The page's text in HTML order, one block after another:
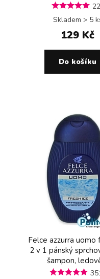
Skladem > 5
129 Kč
Do košíku
Felce azzurra uomo
2 v 1 pánský
šampon,